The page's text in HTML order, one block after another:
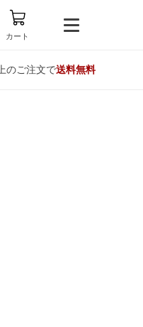
カート
のご注文で送料無料